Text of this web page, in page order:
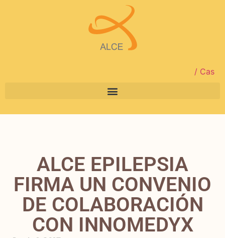
/ Cas
ALCE EPILEPSIA
FIRMA UN CONVENIO
DE COLABORACIÓN
CON INNOMEDYX